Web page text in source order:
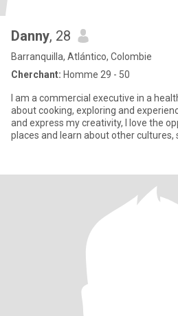
Danny, 28
Barranquilla, Atlántico, Colombie
Cherchant: Homme 29 - 50
I am a commercial executive in a
about cooking, exploring and
and express my creativity, I love the
places and learn about other cultures,